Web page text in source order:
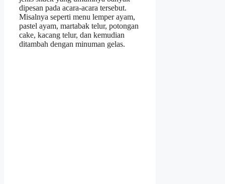
dipesan pada acara-acara tersebut.
Misalnya seperti menu lemper ayam,
pastel ayam, martabak telur, potongan
cake, kacang telur, dan kemudian
ditambah dengan minuman gelas.